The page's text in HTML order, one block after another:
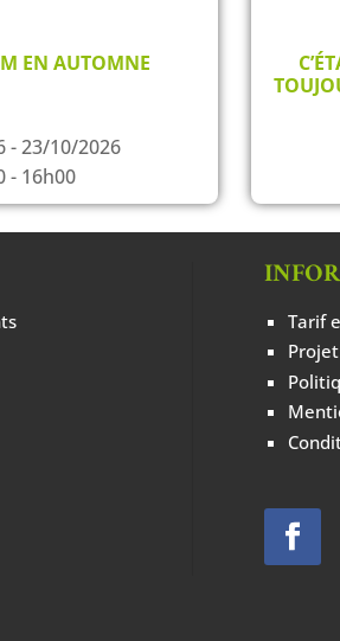
EN AUTOMNE
- 23/10/2026
- 16h00
Tarif